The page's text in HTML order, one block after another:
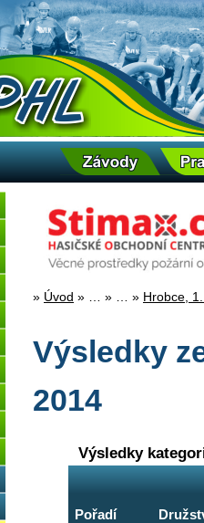
» Úvod » » » Hrobce,
Výsledky
2014
Výsledky
Pořadí